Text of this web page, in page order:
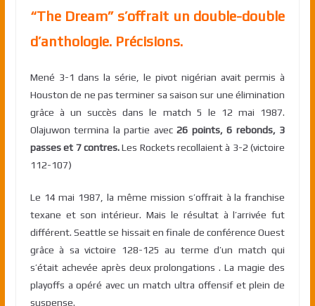
“The Dream” s’offrait un double-double
d’anthologie. Précisions.
Mené 3-1 dans la série, le pivot nigérian avait permis à
Houston de ne pas terminer sa saison sur une élimination
grâce à un succès dans le match 5 le 12 mai 1987.
Olajuwon termina la partie avec26 points, 6 rebonds, 3
passes et 7 contres.Les Rockets recollaient à 3-2 (victoire
112-107)
Le 14 mai 1987, la même mission s’offrait à la franchise
texane et son intérieur. Mais le résultat à l’arrivée fut
différent. Seattle se hissait en finale de conférence Ouest
grâce à sa victoire 128-125 au terme d’un match qui
s’était achevée après deux prolongations . La magie des
playoffs a opéré avec un match ultra offensif et plein de
suspense.